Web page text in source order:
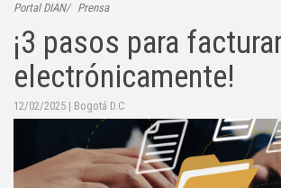
Portal DIAN Prensa
¡3 pasos para
electrónicamente!
12/02/2025 | Bogotá D.C